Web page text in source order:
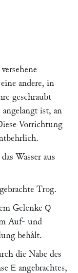
andere, in
geschraubt
ist, an
Vorrichtung
Wasser aus
Trog.
Gelenke Q
Auf- und
behaͤlt.
die Nabe des
E angebrachtes,